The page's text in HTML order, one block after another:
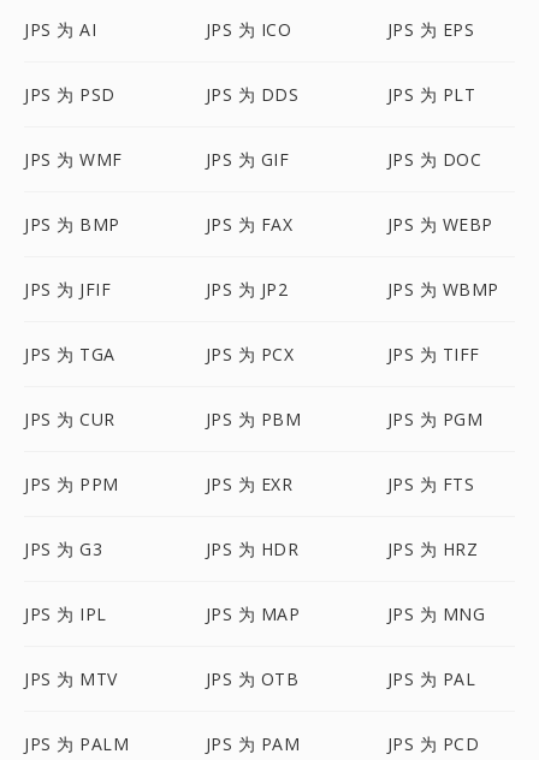
JPS 为 AI JPS 为 ICO JPS 为 EPS
JPS 为 PSD JPS 为 DDS JPS 为 PLT
JPS 为 WMF JPS 为 GIF JPS 为 DOC
JPS 为 BMP JPS 为 FAX JPS 为 WEBP
JPS 为 JFIF JPS 为 JP2 JPS 为 WBMP
JPS 为 TGA JPS 为 PCX JPS 为 TIFF
JPS 为 CUR JPS 为 PBM JPS 为 PGM
JPS 为 PPM JPS 为 EXR JPS 为 FTS
JPS 为 G3 JPS 为 HDR JPS 为 HRZ
JPS 为 IPL JPS 为 MAP JPS 为 MNG
JPS 为 MTV JPS 为 OTB JPS 为 PAL
JPS 为 PALM JPS 为 PAM JPS 为 PCD